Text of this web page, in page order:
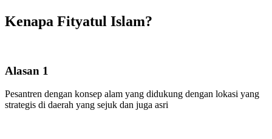
Kenapa Fityatul Islam?
Alasan 1
Pesantren dengan konsep alam yang didukung dengan lokasi yang
strategis di daerah yang sejuk dan juga asri